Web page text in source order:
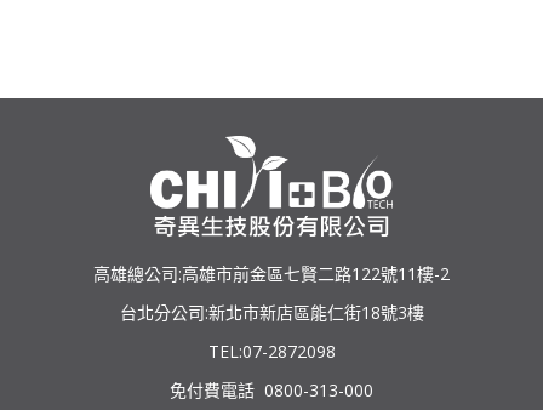
高雄總公司:高雄市前金區七賢二路122號11樓-2
台北分公司:新北市新店區能仁街18號3樓
TEL:07-2872098
免付費電話 0800-313-000